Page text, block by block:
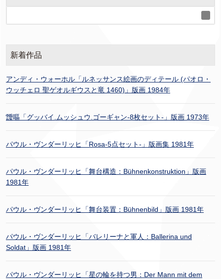
新着作品
アンディ・ウォーホル「ルネッサンス絵画のディテール (パオロ・
ウッチェロ 聖ゲオルギウスと竜 1460)」版画 1984年
靉嘔「グッバイ.ムッシュウ.ゴーギャン-8枚セット-」版画 1973年
パウル・ヴンダーリッヒ「Rosa-5点セット-」版画集 1981年
パウル・ヴンダーリッヒ「舞台構造：Bühnenkonstruktion」版画
1981年
パウル・ヴンダーリッヒ「舞台装置：Bühnenbild」版画 1981年
パウル・ヴンダーリッヒ「バレリーナと軍人：Ballerina und
Soldat」版画 1981年
パウル・ヴンダーリッヒ「星の輪を持つ男：Der Mann mit dem